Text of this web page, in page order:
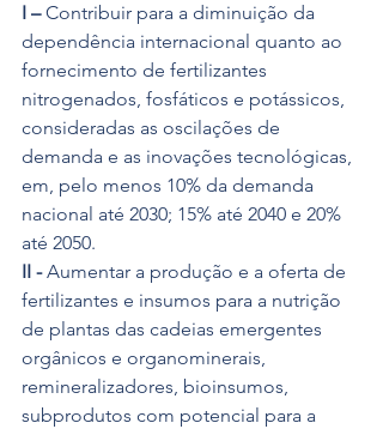
I – Contribuir para a diminuição da
dependência internacional quanto ao
fornecimento de fertilizantes
nitrogenados, fosfáticos e potássicos,
consideradas as oscilações de
demanda e as inovações tecnológicas,
em, pelo menos 10% da demanda
nacional até 2030; 15% até 2040 e 20%
até 2050.
II - Aumentar a produção e a oferta de
fertilizantes e insumos para a nutrição
de plantas das cadeias emergentes
orgânicos e organominerais,
remineralizadores, bioinsumos,
subprodutos com potencial para a